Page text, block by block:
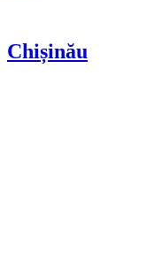
Chișinău